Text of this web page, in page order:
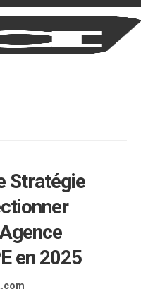
Stratégie
en 2025